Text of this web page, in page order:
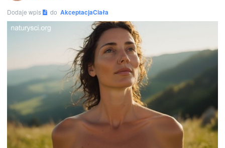
Dodaje wpis
do AkceptacjaCiała